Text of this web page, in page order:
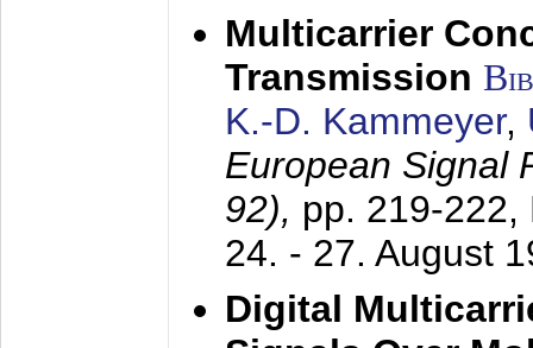
Multicarrier
Transmission
K.-D. Kammeyer,
European Signal
92), pp. 219-222,
24. - 27. August
Digital